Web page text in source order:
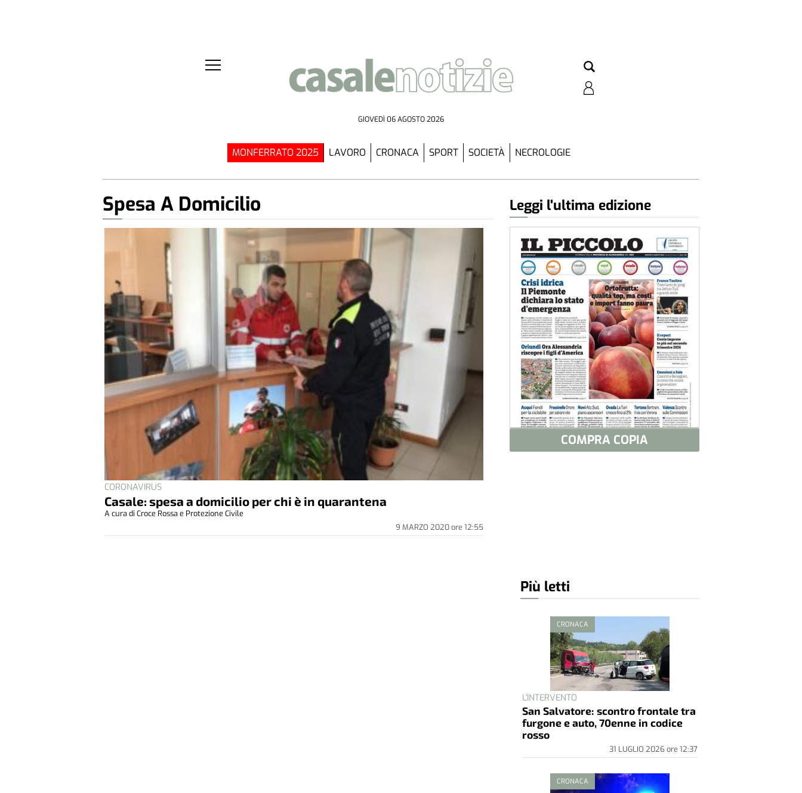
GIOVEDÌ 06 AGOSTO 2026
MONFERRATO 2025 LAVORO CRONACA SPORT SOCIETÀ NECROLOGIE
Spesa A Domicilio
CORONAVIRUS
Casale: spesa a domicilio per chi è in quarantena
9 MARZO 2020ore 12:55
A cura di Croce Rossa e Protezione Civile
Leggi l'ultima edizione
COMPRA COPIA
Più letti
CRONACA
L'INTERVENTO
San Salvatore: scontro frontale tra
furgone e auto, 70enne in codice
rosso
31 LUGLIO 2026ore 12:37
CRONACA